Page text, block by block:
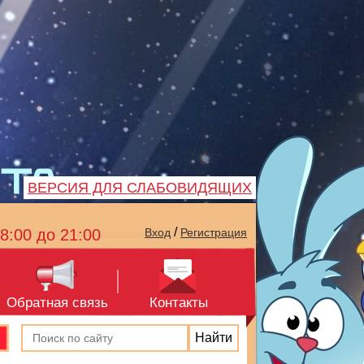
ВЕРСИЯ ДЛЯ СЛАБОВИДЯЩИХ
до 21:00 Вход / Регистрация
Обратная связь Контакты